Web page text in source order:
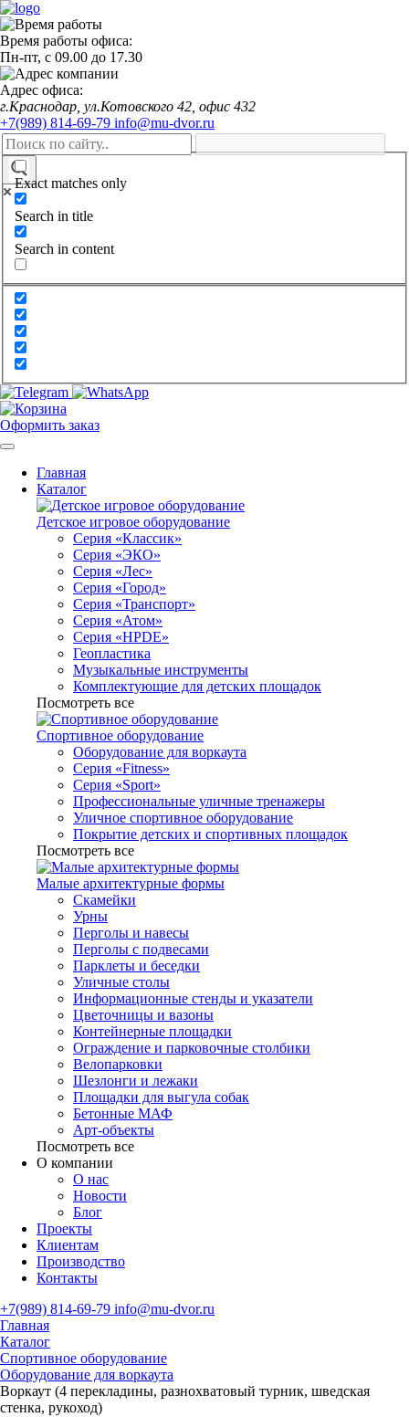
Время работы офиса:
Пн-пт, с 09.00 до 17.30
Адрес офиса:
г.Краснодар, ул.Котовского 42, офис 432
+7(989) 814-69-79 info@mu-dvor.ru
Exact matches only
Search in title
Search in content
Оформить заказ
Главная
Каталог
Детское игровое оборудование
Серия «Классик»
Серия «ЭКО»
Серия «Лес»
Серия «Город»
Серия «Транспорт»
Серия «Атом»
Серия «HPDE»
Геопластика
Музыкальные инструменты
Комплектующие для детских площадок
Посмотреть все
Спортивное оборудование
Оборудование для воркаута
Серия «Fitness»
Серия «Sport»
Профессиональные уличные тренажеры
Уличное спортивное оборудование
Покрытие детских и спортивных площадок
Посмотреть все
Малые архитектурные формы
Скамейки
Урны
Перголы и навесы
Перголы с подвесами
Парклеты и беседки
Уличные столы
Информационные стенды и указатели
Цветочницы и вазоны
Контейнерные площадки
Ограждение и парковочные столбики
Велопарковки
Шезлонги и лежаки
Площадки для выгула собак
Бетонные МАФ
Арт-объекты
Посмотреть все
О компании
О нас
Новости
Блог
Проекты
Клиентам
Производство
Контакты
+7(989) 814-69-79 info@mu-dvor.ru
Главная
Каталог
Спортивное оборудование
Оборудование для воркаута
Воркаут (4 перекладины, разнохватовый турник, шведская
стенка, рукоход)